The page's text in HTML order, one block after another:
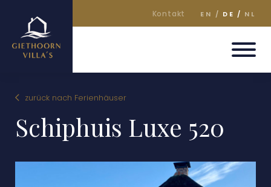
Kontakt EN DE NL
zurück nach Ferienhäuser
Schiphuis Luxe 520